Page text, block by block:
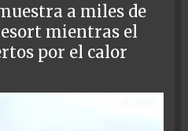
a miles de
mientras el
por el calor